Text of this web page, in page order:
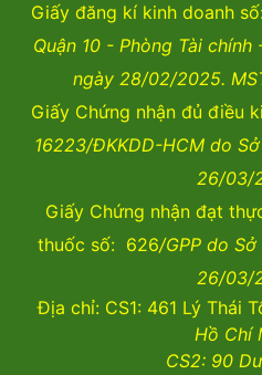
Giấy đăng kí kinh doanh
Quận 10 - Phòng Tài chính
ngày 28/02/2025.
Giấy Chứng nhận đủ điều
16223/ĐKKDD-HCM do
26/03/
Giấy Chứng nhận đạt
thuốc số: 626/GPP do
26/03/
Địa chỉ: CS1: 461 Lý Thái
Hồ Chí
CS2: 90